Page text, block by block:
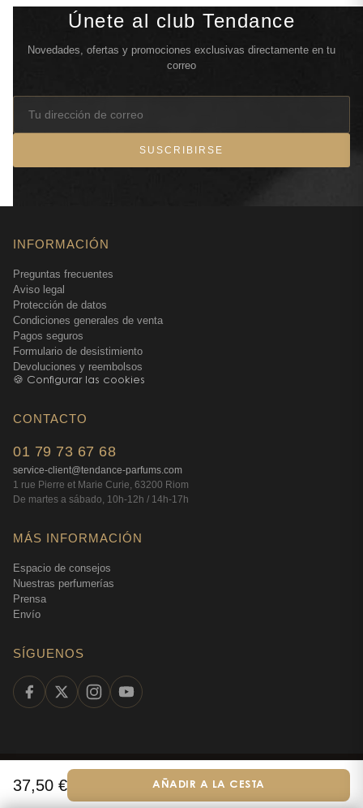
37,50 € AÑADIR A LA CESTA
Únete al club Tendance
Novedades, ofertas y promociones exclusivas directamente en tu
correo
SUSCRIBIRSE
INFORMACIÓN
Preguntas frecuentes
Aviso legal
Protección de datos
Condiciones generales de venta
Pagos seguros
Formulario de desistimiento
Devoluciones y reembolsos
🍪 Configurar las cookies
CONTACTO
01 79 73 67 68
service-client@tendance-parfums.com
1 rue Pierre et Marie Curie, 63200 Riom
De martes a sábado, 10h-12h / 14h-17h
MÁS INFORMACIÓN
Espacio de consejos
Nuestras perfumerías
Prensa
Envío
SÍGUENOS
reservados
Perfumería en línea desde 2009 ·